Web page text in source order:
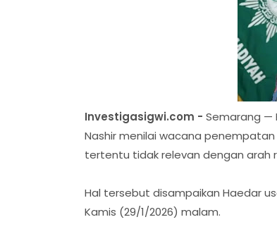
Investigasigwi.com - Semarang —
Nashir menilai wacana
tertentu tidak relevan dengan arah
Hal tersebut disampaikan Haedar
Kamis (29/1/2026) malam.